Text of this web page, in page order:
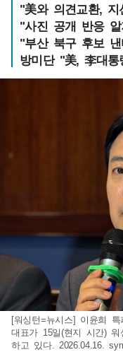
"美와 의견교환,
"사진 공개 반응
"부산 북구 후보
방미단 "美, 李대
[워싱턴=뉴시스] 이윤희
대표가 15일(현지 시간)
하고 있다. 2026.04.16.